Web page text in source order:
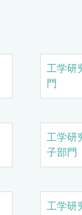
工学研
門
工学研
子部門
工学研